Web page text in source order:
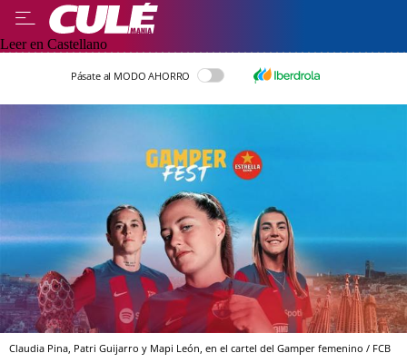
Leer en Castellano
Pásate al MODO AHORRO
Claudia Pina, Patri Guijarro y Mapi León, en el cartel del Gamper femenino / FCB